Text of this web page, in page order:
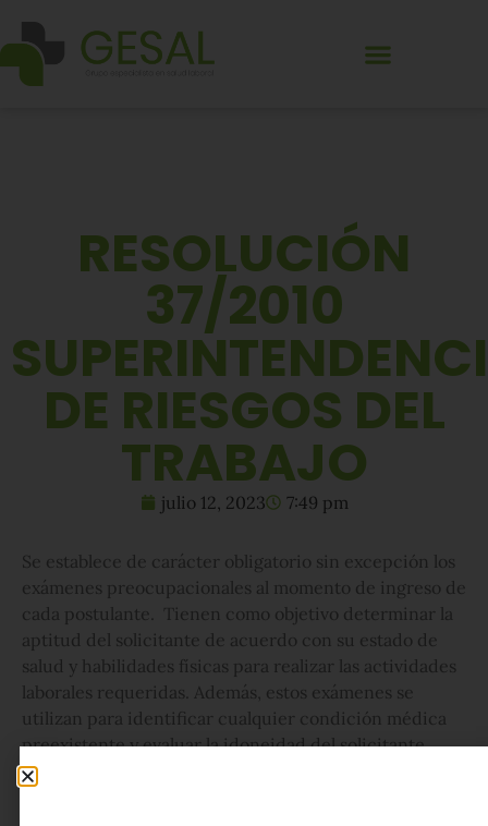
RESOLUCIÓN
37/2010
DE RIESGOS DEL
TRABAJO
julio 12, 2023 7:49 pm
Se establece de carácter obligatorio sin excepción los
exámenes preocupacionales al momento de ingreso de
cada postulante. Tienen como objetivo determinar la
aptitud del solicitante de acuerdo con su estado de
salud y habilidades físicas para realizar las actividades
laborales requeridas. Además, estos exámenes se
utilizan para identificar cualquier condición médica
preexistente y evaluar la idoneidad del solicitante,
considerando sus características individuales, para